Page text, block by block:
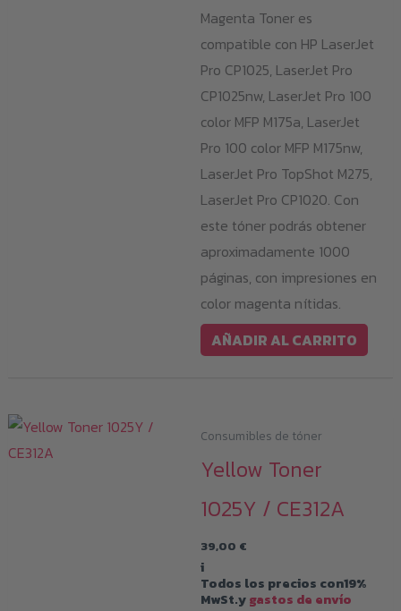
Magenta Toner es
compatible con HP LaserJet
Pro CP1025, LaserJet Pro
CP1025nw, LaserJet Pro 100
color MFP M175a, LaserJet
Pro 100 color MFP M175nw,
LaserJet Pro TopShot M275,
LaserJet Pro CP1020. Con
este tóner podrás obtener
aproximadamente 1000
páginas, con impresiones en
color magenta nítidas.
AÑADIR AL CARRITO
Consumibles de tóner
Yellow Toner
1025Y / CE312A
39,00 €
i
Todos los precios con19%
MwSt.ygastos de envío